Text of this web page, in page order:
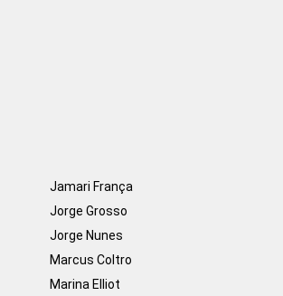
Jamari França
Jorge Grosso
Jorge Nunes
Marcus Coltro
Marina Elliot